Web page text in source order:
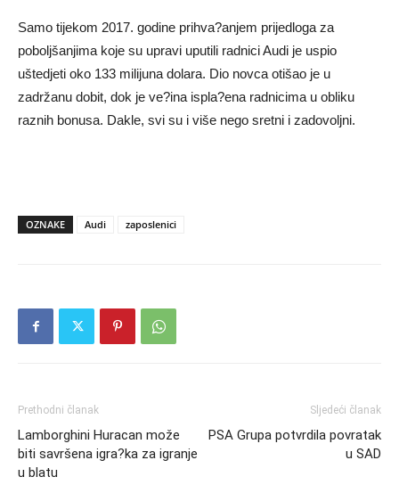
Samo tijekom 2017. godine prihva?anjem prijedloga za
poboljšanjima koje su upravi uputili radnici Audi je uspio
uštedjeti oko 133 milijuna dolara. Dio novca otišao je u
zadržanu dobit, dok je ve?ina ispla?ena radnicima u obliku
raznih bonusa. Dakle, svi su i više nego sretni i zadovoljni.
OZNAKE Audi zaposlenici
Prethodni članak
Lamborghini Huracan može
biti savršena igra?ka za igranje
u blatu
Sljedeći članak
PSA Grupa potvrdila povratak
u SAD